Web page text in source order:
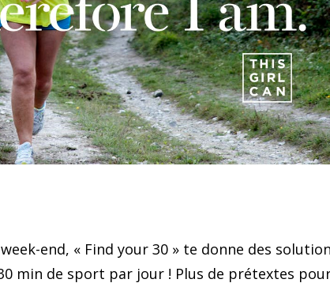
end, « Find your 30 » te donne des
min de sport par jour ! Plus de prétextes